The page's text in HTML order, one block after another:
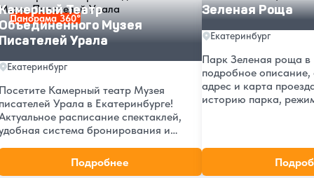
Панорама 360°
Театр
Музея
Урала
Екатеринбург
Камерный театр Музея
Урала в Екатеринбурге!
расписание спектаклей,
система бронирования и
его истории. Уникальные постановки
сердце Екатеринбурга
Подробнее
Зеленая Роща
Екатеринбург
Парк Зеленая роща в
подробное
адрес и карта
историю парка,